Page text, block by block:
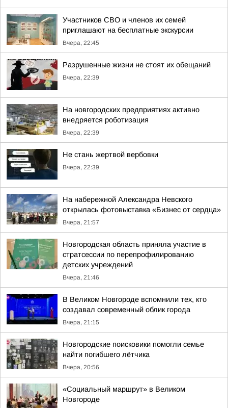
Участников СВО и членов их семей
приглашают на бесплатные экскурсии
Вчера, 22:45
Разрушенные жизни не стоят их обещаний
Вчера, 22:39
На новгородских предприятиях активно
внедряется роботизация
Вчера, 22:39
Не стань жертвой вербовки
Вчера, 22:39
На набережной Александра Невского
открылась фотовыставка «Бизнес от сердца»
Вчера, 21:57
Новгородская область приняла участие в
стратсессии по перепрофилированию
детских учреждений
Вчера, 21:46
В Великом Новгороде вспомнили тех, кто
создавал современный облик города
Вчера, 21:15
Новгородские поисковики помогли семье
найти погибшего лётчика
Вчера, 20:56
«Социальный маршрут» в Великом
Новгороде